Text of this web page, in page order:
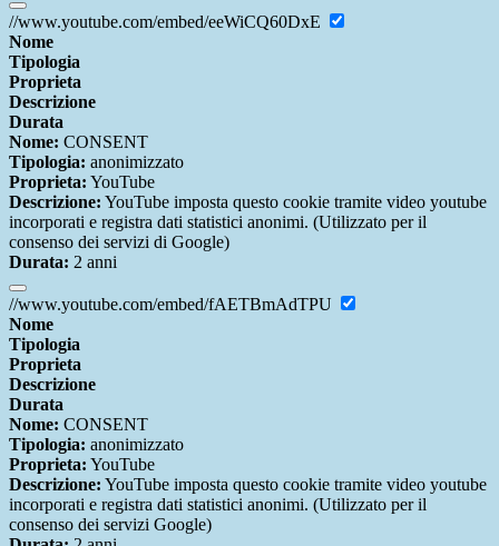
//www.youtube.com/embed/eeWiCQ60DxE
Nome
Tipologia
Proprieta
Descrizione
Durata
Nome: CONSENT
Tipologia: anonimizzato
Proprieta: YouTube
Descrizione: YouTube imposta questo cookie tramite video youtube
incorporati e registra dati statistici anonimi. (Utilizzato per il
consenso dei servizi di Google)
Durata: 2 anni
//www.youtube.com/embed/fAETBmAdTPU
Nome
Tipologia
Proprieta
Descrizione
Durata
Nome: CONSENT
Tipologia: anonimizzato
Proprieta: YouTube
Descrizione: YouTube imposta questo cookie tramite video youtube
incorporati e registra dati statistici anonimi. (Utilizzato per il
consenso dei servizi Google)